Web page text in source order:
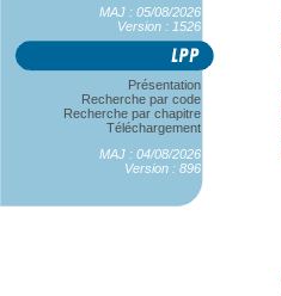
MAJ : 05/08/2026
Version : 1526
Présentation
Recherche par code
Recherche par chapitre
Téléchargement
MAJ : 04/08/2026
Version : 896